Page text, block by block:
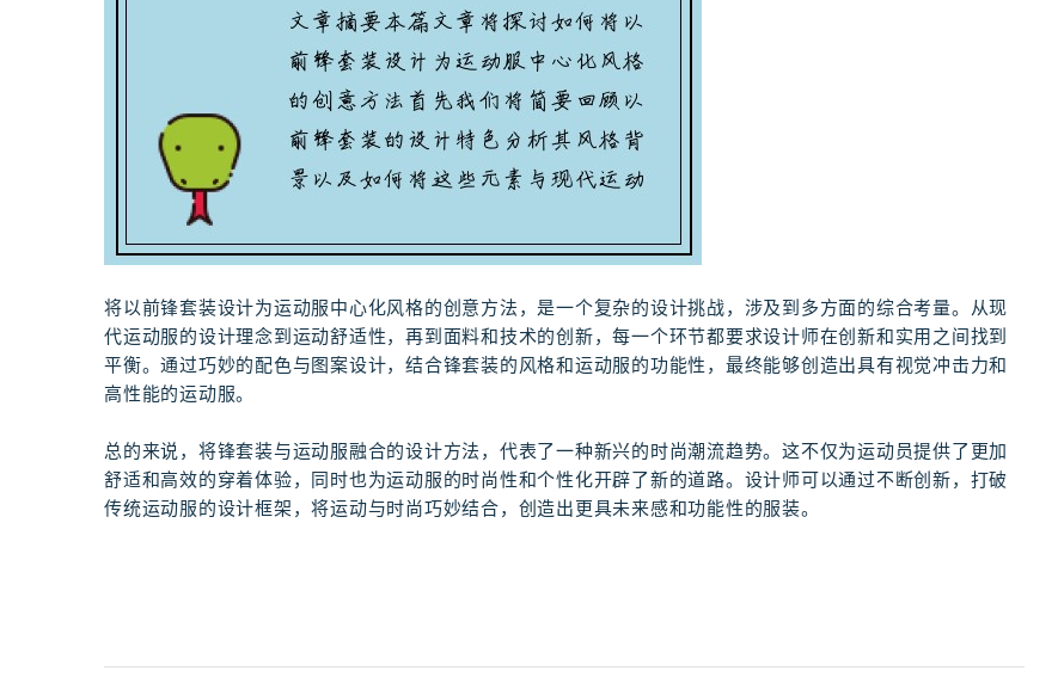
将以前锋套装设计为运动服中心化风格的创意方法，是一个复杂的设计挑战，涉及到多方面的综合考量。从现
代运动服的设计理念到运动舒适性，再到面料和技术的创新，每一个环节都要求设计师在创新和实用之间找到
平衡。通过巧妙的配色与图案设计，结合锋套装的风格和运动服的功能性，最终能够创造出具有视觉冲击力和
高性能的运动服。
总的来说，将锋套装与运动服融合的设计方法，代表了一种新兴的时尚潮流趋势。这不仅为运动员提供了更加
舒适和高效的穿着体验，同时也为运动服的时尚性和个性化开辟了新的道路。设计师可以通过不断创新，打破
传统运动服的设计框架，将运动与时尚巧妙结合，创造出更具未来感和功能性的服装。